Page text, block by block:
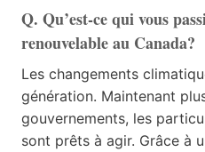
Q. Qu’est-ce qui vous
renouvelable au Canada?
Les changements
génération. Maintenant
gouvernements, les
sont prêts à agir. Grâce à